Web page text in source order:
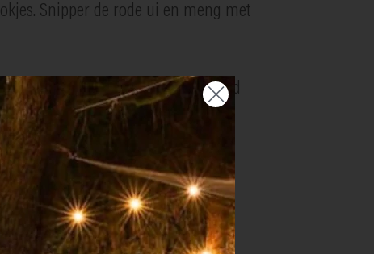
Snipper de rode ui en meng met
mag je hier ook een fijngesnipperd
met de chilisaus, het sap van een
de koriander onder het